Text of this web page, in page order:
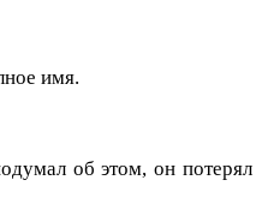
имя.
об этом, он потерял